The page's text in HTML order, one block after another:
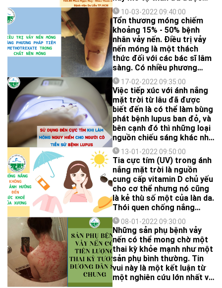
đưa vào sử dụng trong
thẩm mỹ môi, tuy nhiên các
biến chứng nặng như
thuyên tắc mạch và sẹo phì
đại thật sự là rào cản lớn
cho tất cả chúng ta. Mặt
khác, Botulinum toxin A
(BTA) có khả năng làm thư
giãn và giảm sự co kéo của
cơ vòng quanh miệng, từ
đó làm môi trên trở nên
đầy đặn và nếp nhân trung
ngắn hơn.
10-03-2022 09:40:00
Tổn thương móng chiếm
khoảng 15% - 50% bệnh
nhân vảy nến. Điều trị vảy
nến móng là một thách
thức đối với các bác sĩ lâm
sàng. Có nhiều phương
pháp điều trị nhưng hiệu
quả chưa rõ ràng. Gần đây,
phương pháp tiêm
methotrexate trong chất
nền móng đã được báo cáo
và cho thấy hiệu quả.
17-02-2022 09:35:00
Việc tiếp xúc với ánh nắng
mặt trời từ lâu đã được
biết đến là có thể làm bùng
phát bệnh lupus ban đỏ, và
bên cạnh đó thì những loại
nguồn chiếu sáng khác như
đèn phẫu thuật, đèn hơ gel
móng tay, giường nhuộm
da (tanning bed)….cũng có
khả năng gây ra tình trạng
này.
13-01-2022 09:50:00
Tia cực tím (UV) trong ánh
nắng mặt trời là nguồn
cung cấp vitamin D chủ yếu
cho cơ thể nhưng nó cũng
là kẻ thù số một của làn da.
Thói quen chống nắng
không chỉ bảo vệ làn da
khỏi nguy cơ ung thư mà
còn giúp ngăn ngừa lão hoá
hiệu quả. Tuy nhiên, điều
đáng lo ngại là liệu việc
chống nắng quá nghiêm
ngặt có gây ảnh hưởng tiêu
cực đến sự tổng hợp
08-01-2022 09:30:00
Những sản phụ bệnh vảy
nến có thể mong chờ một
thai kỳ khỏe mạnh như một
sản phụ bình thường. Tin
vui này là một kết luận từ
một nghiên cứu lớn nhất về